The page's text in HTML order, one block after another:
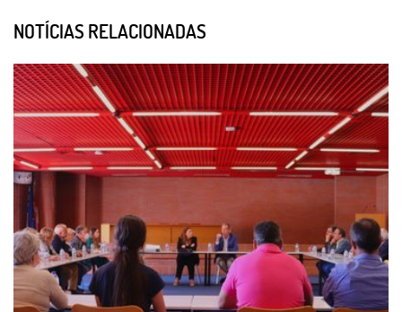
NOTÍCIAS RELACIONADAS